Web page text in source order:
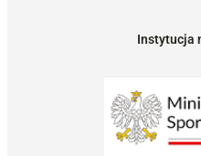
Instytucja